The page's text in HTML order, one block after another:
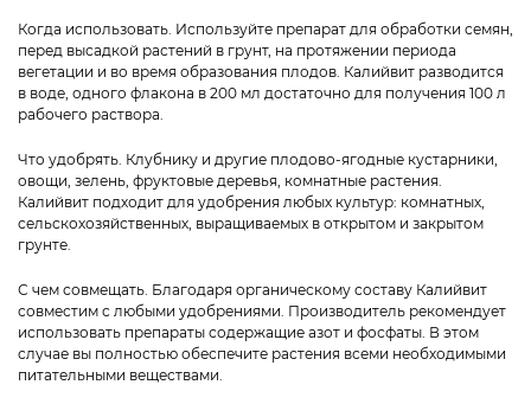
Когда использовать . Используйте препарат для обработки семян,
перед высадкой растений в грунт, на протяжении периода
вегетации и во время образования плодов. Калийвит разводится
в воде, одного флакона в 200 мл достаточно для получения 100 л
рабочего раствора.
Что удобрять . Клубнику и другие плодово-ягодные кустарники,
овощи, зелень, фруктовые деревья, комнатные растения.
Калийвит подходит для удобрения любых культур: комнатных,
сельскохозяйственных, выращиваемых в открытом и закрытом
грунте.
С чем совмещать . Благодаря органическому составу Калийвит
совместим с любыми удобрениями. Производитель рекомендует
использовать препараты содержащие азот и фосфаты. В этом
случае вы полностью обеспечите растения всеми необходимыми
питательными веществами.